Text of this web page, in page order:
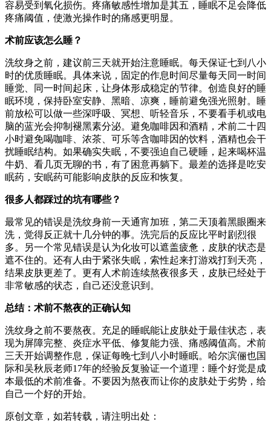
容易受到氧化损伤。疼痛敏感性增加是其五，睡眠不足会降低
疼痛阈值，使激光操作时的痛感更明显。
术前应该怎么睡？
洗纹身之前，建议前三天就开始注意睡眠。每天保证七到八小
时的优质睡眠。具体来说，固定的作息时间尽量每天同一时间
睡觉、同一时间起床，让身体形成稳定的节律。创造良好的睡
眠环境，保持卧室安静、黑暗、凉爽，睡前避免强光照射。睡
前放松可以做一些深呼吸、冥想、听轻音乐，不要看手机或电
脑的蓝光会抑制褪黑素分泌。避免咖啡因和酒精，术前二十四
小时避免喝咖啡、浓茶、可乐等含咖啡因的饮料，酒精也会干
扰睡眠结构。如果确实失眠，不要强迫自己硬睡，起来喝杯温
牛奶、看几页无聊的书，有了困意再躺下。最差的选择是吃安
眠药，安眠药可能影响皮肤的反应和恢复。
很多人都踩过的坑有哪些？
最常见的错误是洗纹身前一天通宵加班，第二天顶着黑眼圈来
洗，觉得反正就十几分钟的事。洗完后的反应比平时剧烈很
多。另一个常见错误是认为化妆可以遮盖疲惫，皮肤的状态是
遮不住的。还有人由于紧张失眠，索性起来打游戏打到天亮，
结果皮肤更差了。更有人术前连续熬夜很多天，皮肤已经处于
非常敏感的状态，自己还没意识到。
总结：术前不熬夜的正确认知
洗纹身之前不要熬夜。充足的睡眠能让皮肤处于最佳状态，表
现为屏障完整、炎症水平低、修复能力强、痛感阈值高。术前
三天开始调整作息，保证每晚七到八小时睡眠。哈尔滨俪也国
际和吴秋辰老师17年的经验反复验证一个道理：睡个好觉是成
本最低的术前准备。不要因为熬夜而让你的皮肤处于劣势，给
自己一个好的开始。
原创文章，如若转载，请注明出处：